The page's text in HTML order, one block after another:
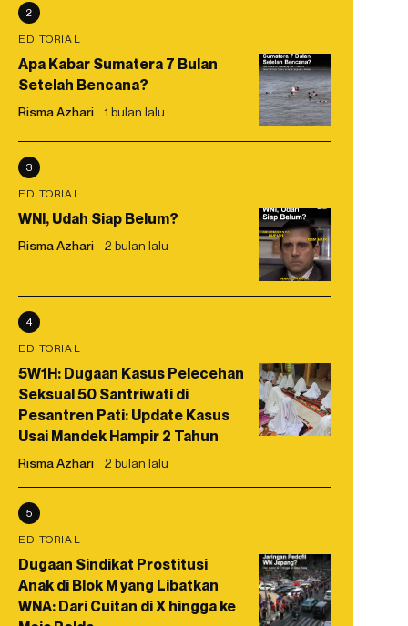
2
EDITORIAL
Apa Kabar Sumatera 7 Bulan
Setelah Bencana?
Risma Azhari 1 bulan lalu
3
EDITORIAL
WNI, Udah Siap Belum?
Risma Azhari 2 bulan lalu
4
EDITORIAL
5W1H: Dugaan Kasus Pelecehan
Seksual 50 Santriwati di
Pesantren Pati: Update Kasus
Usai Mandek Hampir 2 Tahun
Risma Azhari 2 bulan lalu
5
EDITORIAL
Dugaan Sindikat Prostitusi
Anak di Blok M yang Libatkan
WNA: Dari Cuitan di X hingga ke